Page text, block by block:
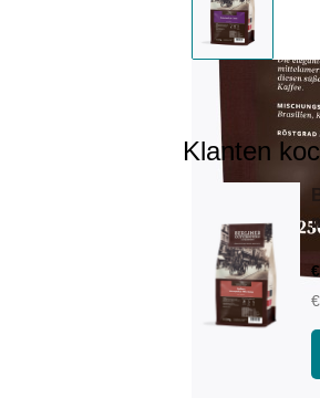
Klanten